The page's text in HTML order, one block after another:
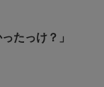
たっけ？」